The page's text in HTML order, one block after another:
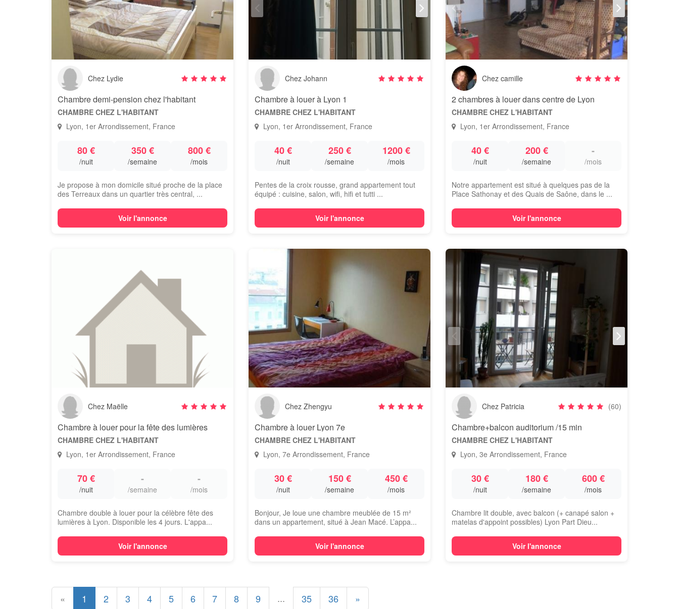
Chez Lydie
Chambre demi-pension chez l'habitant
CHAMBRE CHEZ L'HABITANT
Lyon, 1er Arrondissement, France
80 €
/nuit
350 €
/semaine
800 €
/mois
Je propose à mon domicile situé proche de la place
des Terreaux dans un quartier très central, ...
Voir l'annonce
Chez Johann
Chambre à louer à Lyon 1
CHAMBRE CHEZ L'HABITANT
Lyon, 1er Arrondissement, France
40 €
/nuit
250 €
/semaine
1200 €
/mois
Pentes de la croix rousse, grand appartement tout
équipé : cuisine, salon, wifi, hifi et tutti ...
Voir l'annonce
Chez camille
2 chambres à louer dans centre de Lyon
CHAMBRE CHEZ L'HABITANT
Lyon, 1er Arrondissement, France
40 €
/nuit
200 €
/semaine
-
/mois
Notre appartement est situé à quelques pas de la
Place Sathonay et des Quais de Saône, dans le ...
Voir l'annonce
Chez Maëlle
Chambre à louer pour la fête des lumières
CHAMBRE CHEZ L'HABITANT
Lyon, 1er Arrondissement, France
70 €
/nuit
-
/semaine
-
/mois
Chambre double à louer pour la célèbre fête des
lumières à Lyon. Disponible les 4 jours. L'appa...
Voir l'annonce
Chez Zhengyu
Chambre à louer Lyon 7e
CHAMBRE CHEZ L'HABITANT
Lyon, 7e Arrondissement, France
30 €
/nuit
150 €
/semaine
450 €
/mois
Bonjour, Je loue une chambre meublée de 15 m²
dans un appartement, situé à Jean Macé. L’appa...
Voir l'annonce
Chez Patricia (60)
Chambre+balcon auditorium /15 min
CHAMBRE CHEZ L'HABITANT
Lyon, 3e Arrondissement, France
30 €
/nuit
180 €
/semaine
600 €
/mois
Chambre lit double, avec balcon (+ canapé salon +
matelas d'appoint possibles) Lyon Part Dieu...
Voir l'annonce
« 1 2 3 4 5 6 7 8 9 ... 35 36 »